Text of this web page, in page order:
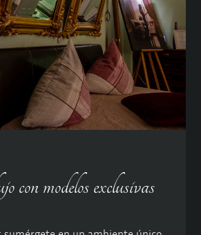
con modelos exclusivas